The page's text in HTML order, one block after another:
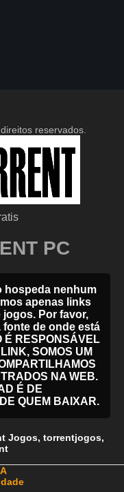
reservados.
PC
hospeda nenhum
apenas links
Por favor,
de onde está
É RESPONSÁVEL
SOMOS UM
NA WEB.
É DE
QUEM BAIXAR.
Jogos, torrentjogos,